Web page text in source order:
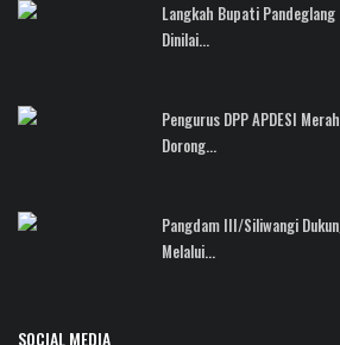
Langkah Bupati
Dinilai...
Pengurus DPP APDESI
Dorong...
Pangdam III/Siliwangi
Melalui...
SOCIAL MEDIA